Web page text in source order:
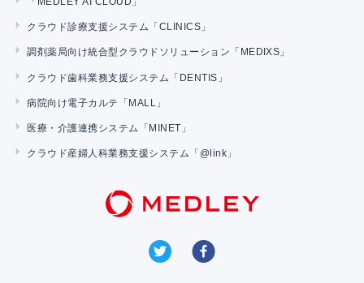
クラウド診療支援システム「CLINICS」
調剤薬局向け統合型クラウドソリューション「MEDIXS」
クラウド歯科業務支援システム「DENTIS」
病院向け電子カルテ「MALL」
医療・介護連携システム「MINET」
クラウド産婦人科業務支援システム「@link」